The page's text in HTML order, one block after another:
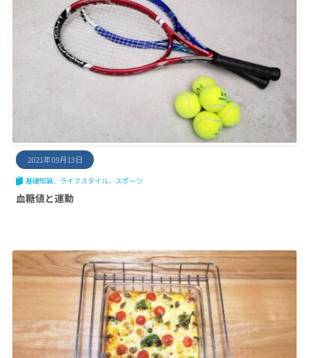
2021年09月13日
基礎知識 ライフスタイル スポーツ
血糖値と運動